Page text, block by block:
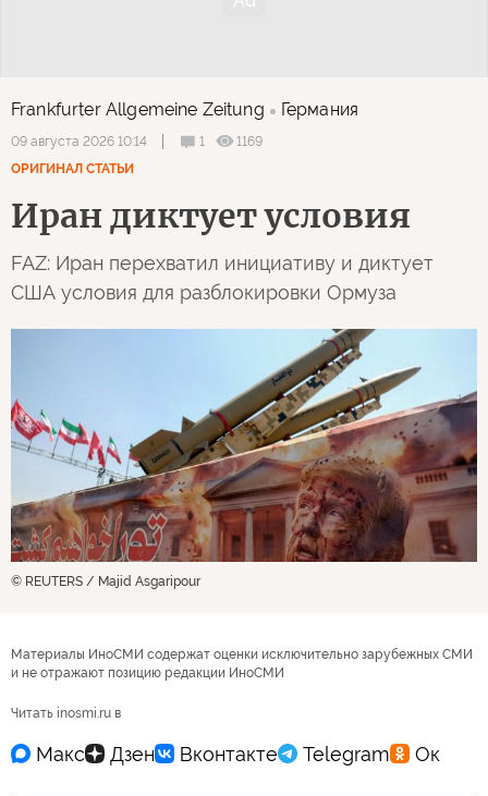
Frankfurter Allgemeine Zeitung Германия
09 августа 2026 10:14 1
1169
ОРИГИНАЛ СТАТЬИ
Иран диктует условия
FAZ: Иран перехватил инициативу и диктует
США условия для разблокировки Ормуза
© REUTERS / Majid Asgaripour
Материалы ИноСМИ содержат оценки исключительно зарубежных СМИ
и не отражают позицию редакции ИноСМИ
Читать inosmi.ru в